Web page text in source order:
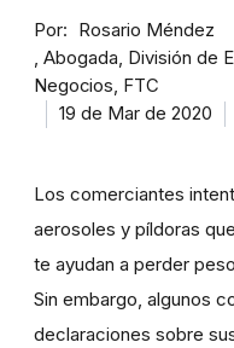
Por
Rosario Méndez
Abogada, División de
Negocios, FTC
19 de Mar de 2020
Los comerciantes
aerosoles y píldoras
te ayudan a perder
Sin embargo, algunos
declaraciones sobre